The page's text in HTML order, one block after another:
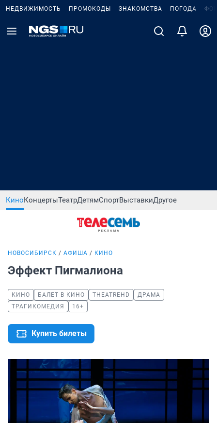
НЕДВИЖИМОСТЬ ПРОМОКОДЫ ЗНАКОМСТВА ПОГОДА
КиноКонцертыТеатрДетямСпортВыставкиДругое
НОВОСИБИРСК АФИША КИНО
Эффект Пигмалиона
КИНО БАЛЕТ В КИНО THEATREHD
ДРАМА
ТРАГИКОМЕДИЯ
16+
Купить билеты